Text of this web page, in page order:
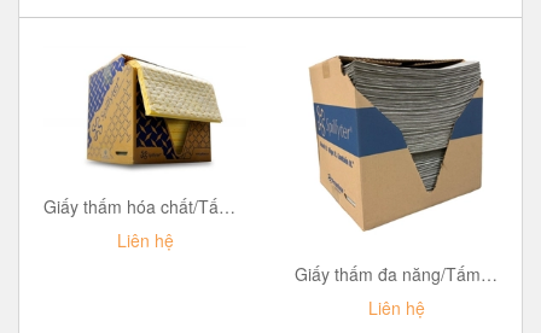
Giấy thấm hóa chất/Tấm thấm hóa chất nguy hại Spilfyter Hazmat Sorbent Pad
Liên hệ
Giấy thấm đa năng/Tấm thấm dầu và hóa chất Spilfyter Maintenance Sorbent Pad
Liên hệ